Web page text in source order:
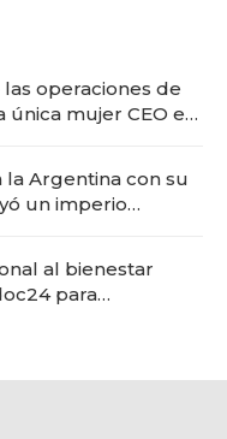
operaciones de
única mujer CEO en
la Argentina con su
un imperio
al bienestar
para